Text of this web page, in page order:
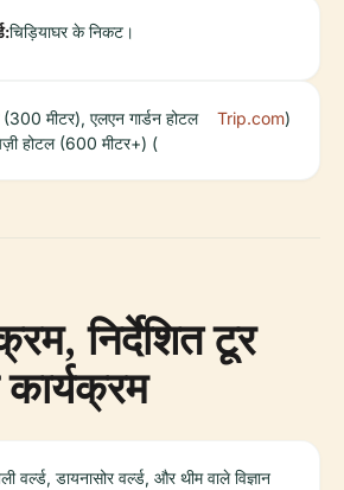
चिड़ियाघर के निकट।
मीटर), एलएन गार्डन होटल
होटल (600 मीटर+) (
Trip.com)
निर्देशित टूर
वर्ल्ड, डायनासोर वर्ल्ड, और थीम वाले विज्ञान